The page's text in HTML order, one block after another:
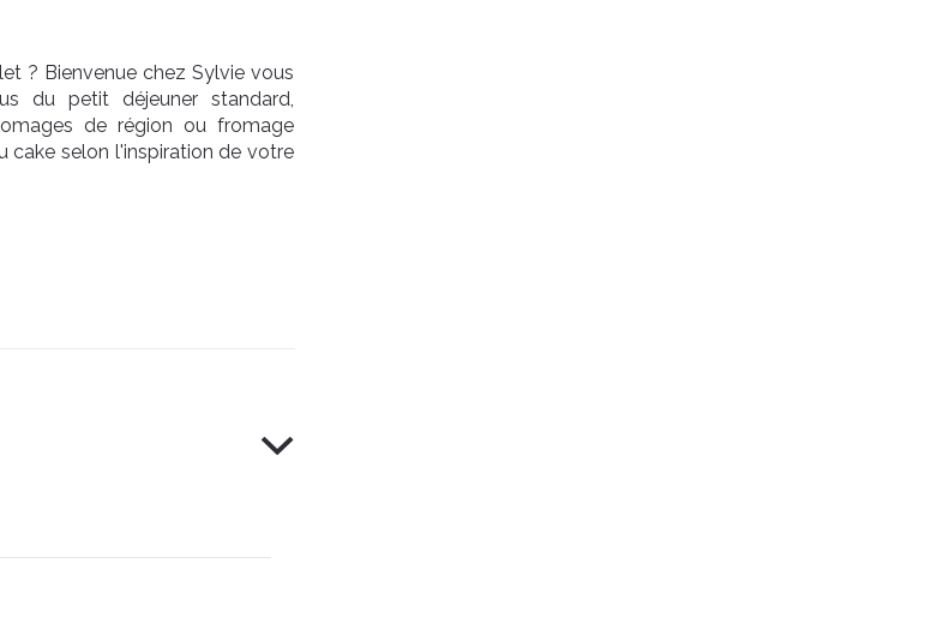
? Bienvenue chez Sylvie vous
du petit déjeuner standard,
de région ou fromage
cake selon l'inspiration de votre